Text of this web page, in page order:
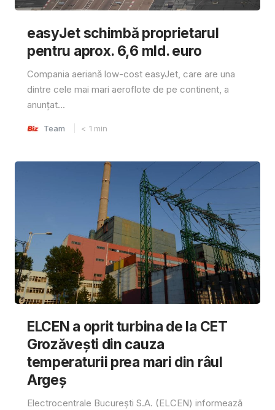
easyJet schimbă proprietarul
pentru aprox. 6,6 mld. euro
Compania aeriană low-cost easyJet, care are una
dintre cele mai mari aeroflote de pe continent, a
anunțat...
Team < 1 min
ELCEN a oprit turbina de la CET
Grozăvești din cauza
temperaturii prea mari din râul
Argeș
Electrocentrale București S.A. (ELCEN) informează